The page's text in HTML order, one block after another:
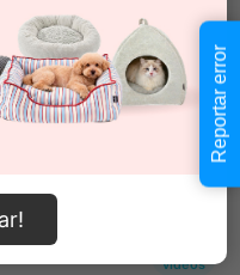
Información de envío
Reportar error